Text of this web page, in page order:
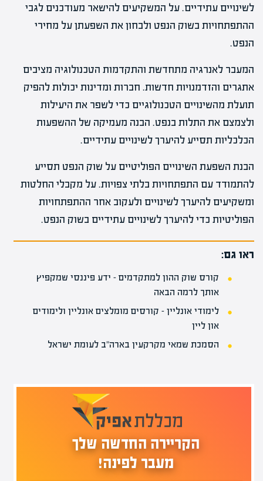
לשינויים עתידיים. על המשקיעים להישאר מעודכנים לגבי
ההתפתחויות בשוק הנפט ולבחון את השפעתן על מחירי
הנפט.
המעבר לאנרגיה מתחדשת והתקדמות הטכנולוגיה מציבים
אתגרים והזדמנויות חדשות. חברות ומדינות יכולות להפיק
תועלת מהשינויים הטכנולוגיים כדי לשפר את היעילות
ולצמצם את התלות בנפט. הבנה מעמיקה של ההשפעות
הכלכליות תסייע להיערך לשינויים עתידיים.
הבנת השפעת השינויים הפוליטיים על שוק הנפט תסייע
להתמודד עם התפתחויות בלתי צפויות. על מקבלי החלטות
ומשקיעים להיערך לשינויים ולעקוב אחר ההתפתחויות
הפוליטיות כדי להיערך לשינויים עתידיים בשוק הנפט.
ראו גם:
קורס שוק ההון למתקדמים – ידע פיננסי שמקפיץ
אותך לרמה הבאה
לימודי אונליין – קורסים מומלצים אונליין ולימודים
און ליין
הסמכת שמאי מקרקעין בארה"ב לעומת ישראל
הקריירה החדשה שלך
מעבר לפינה!